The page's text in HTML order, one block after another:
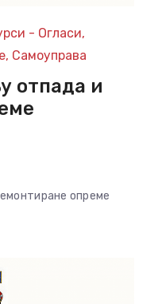
- Огласи,
, Самоуправа
отпада и
опреме